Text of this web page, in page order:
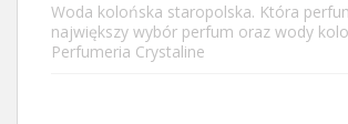
Woda kolońska staropolska. Która
największy wybór perfum oraz wody
Perfumeria Crystaline